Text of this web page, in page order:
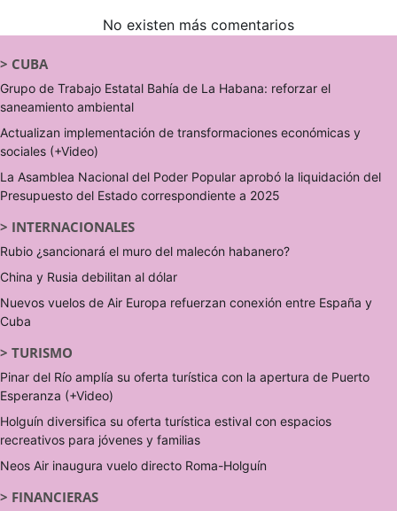
No existen más comentarios
> CUBA
Grupo de Trabajo Estatal Bahía de La Habana: reforzar el
saneamiento ambiental
Actualizan implementación de transformaciones económicas y
sociales (+Video)
La Asamblea Nacional del Poder Popular aprobó la liquidación del
Presupuesto del Estado correspondiente a 2025
> INTERNACIONALES
Rubio ¿sancionará el muro del malecón habanero?
China y Rusia debilitan al dólar
Nuevos vuelos de Air Europa refuerzan conexión entre España y
Cuba
> TURISMO
Pinar del Río amplía su oferta turística con la apertura de Puerto
Esperanza (+Video)
Holguín diversifica su oferta turística estival con espacios
recreativos para jóvenes y familias
Neos Air inaugura vuelo directo Roma-Holguín
> FINANCIERAS